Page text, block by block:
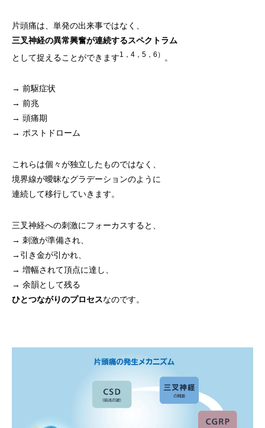
片頭痛は、単発の出来事ではなく、
三叉神経の異常興奮が連続するスペクトラム
として捉えることができます1，4，5，6） 。
→ 前駆症状
→ 前兆
→ 頭痛期
→ ポストドローム
これらは個々が独立したものではなく、
境界線が曖昧なグラデーションのように
連続して移行していきます。
三叉神経への刺激にフォーカスすると、
→ 刺激が準備され、
→引き金が引かれ、
→ 増幅されて頂点に達し、
→ 余韻として残る
ひとつながりのプロセスなのです。